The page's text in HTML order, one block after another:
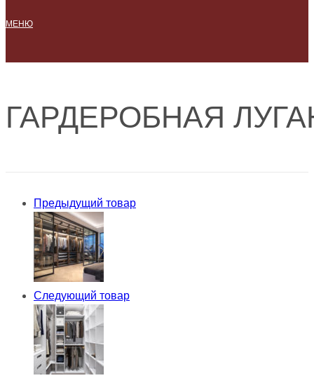
МЕНЮ
ГАРДЕРОБНАЯ
Предыдущий товар
Следующий товар